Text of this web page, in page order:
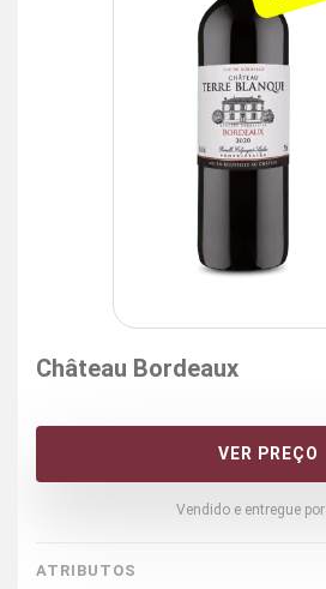
Château Bordeaux
VER PREÇO
Vendido e entregue por
ATRIBUTOS